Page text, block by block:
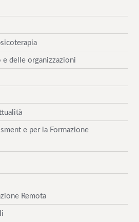
delle organizzazioni
e per la Formazione
Remota